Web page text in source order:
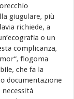
giugulare, più
richiede, a
o un
complicanza,
flogoma
che fa la
documentazione